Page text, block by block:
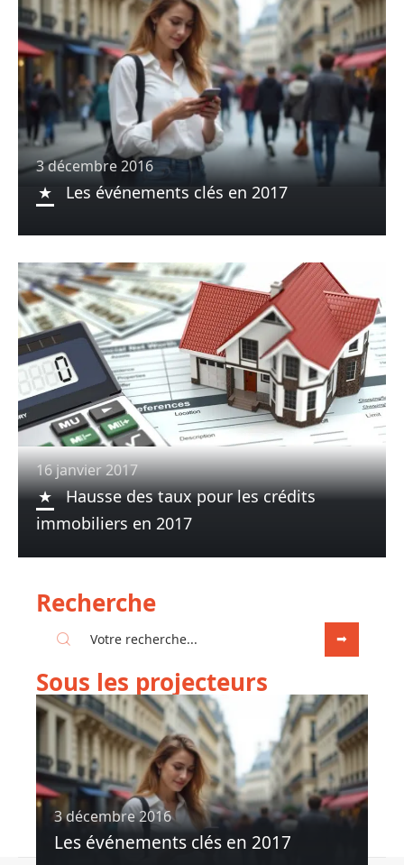
3 décembre 2016
Les événements clés en 2017
16 janvier 2017
Hausse des taux pour les crédits
immobiliers en 2017
Recherche
Sous les projecteurs
3 décembre 2016
Les événements clés en 2017